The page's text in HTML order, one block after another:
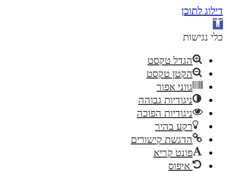
דילוג לתוכן
פתח
סרגל
כלי נגישות
הגדל טקסט
הקטן טקסט
גווני אפור
ניגודיות גבוהה
ניגודיות הפוכה
רקע בהיר
הדגשת קישורים
פונט קריא
איפוס